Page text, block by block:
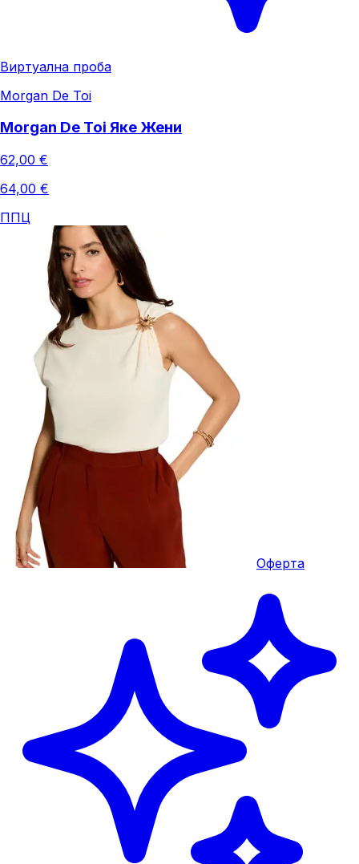
Виртуална проба
Morgan De Toi
Morgan De Toi Яке Жени
62,00 €
64,00 €
ППЦ
Оферта